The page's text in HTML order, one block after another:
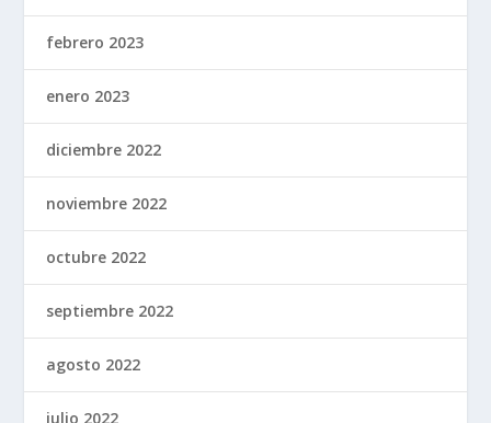
febrero 2023
enero 2023
diciembre 2022
noviembre 2022
octubre 2022
septiembre 2022
agosto 2022
julio 2022